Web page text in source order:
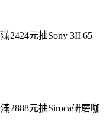
2424元抽Sony 3II 65
2888元抽Siroca研磨咖